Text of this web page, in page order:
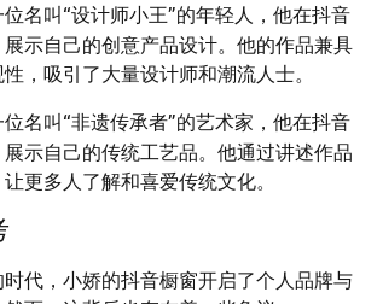
名叫“设计师小王”的年轻人，他在抖音
展示自己的创意产品设计。他的作品兼具
，吸引了大量设计师和潮流人士。
名叫“非遗传承者”的艺术家，他在抖音
展示自己的传统工艺品。他通过讲述作品
更多人了解和喜爱传统文化。
代，小娇的抖音橱窗开启了个人品牌与